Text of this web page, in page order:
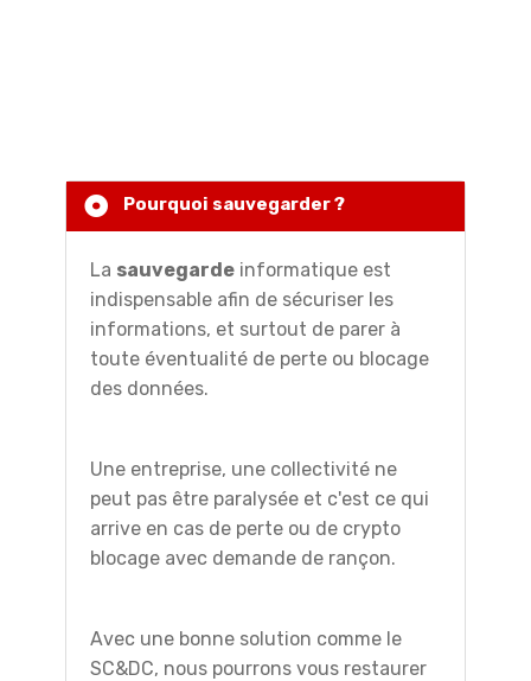
Pourquoi sauvegarder ?
La sauvegarde informatique est
indispensable afin de sécuriser les
informations, et surtout de parer à
toute éventualité de perte ou blocage
des données.
Une entreprise, une collectivité ne
peut pas être paralysée et c'est ce qui
arrive en cas de perte ou de crypto
blocage avec demande de rançon.
Avec une bonne solution comme le
SC&DC, nous pourrons vous restaurer